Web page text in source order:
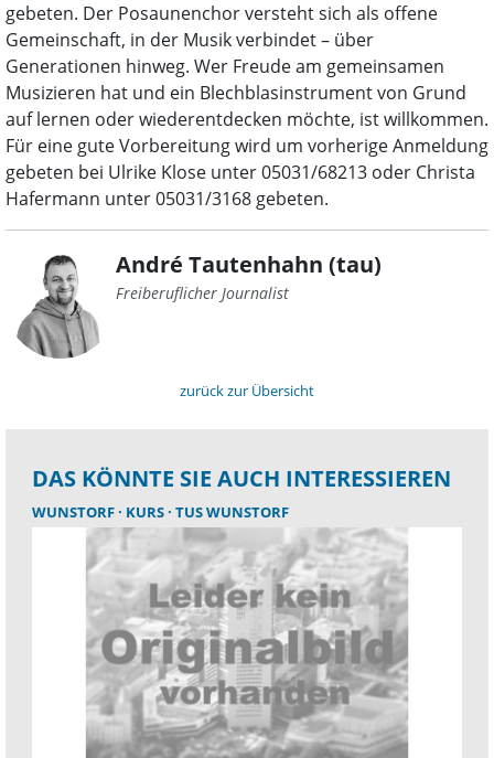
gebeten. Der Posaunenchor versteht sich als offene
Gemeinschaft, in der Musik verbindet – über
Generationen hinweg. Wer Freude am gemeinsamen
Musizieren hat und ein Blechblasinstrument von Grund
auf lernen oder wiederentdecken möchte, ist willkommen.
Für eine gute Vorbereitung wird um vorherige Anmeldung
gebeten bei Ulrike Klose unter 05031/68213 oder Christa
Hafermann unter 05031/3168 gebeten.
André Tautenhahn (tau)
Freiberuflicher Journalist
zurück zur Übersicht
DAS KÖNNTE SIE AUCH INTERESSIEREN
WUNSTORF KURS TUS WUNSTORF